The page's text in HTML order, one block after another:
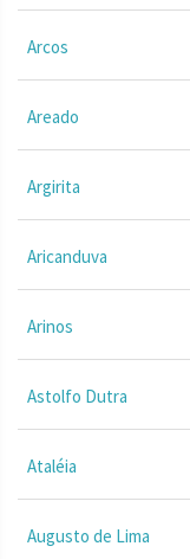
Arcos
Areado
Argirita
Aricanduva
Arinos
Astolfo Dutra
Ataléia
Augusto de Lima